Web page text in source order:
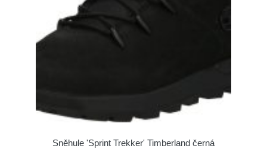
Sněhule 'Sprint Trekker' Timberland černá